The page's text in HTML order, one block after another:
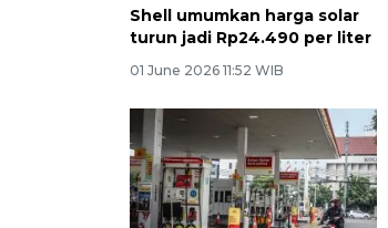
Shell umumkan harga solar
turun jadi Rp24.490 per liter
01 June 2026 11:52 WIB